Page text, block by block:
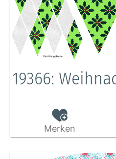
19366:
Merken